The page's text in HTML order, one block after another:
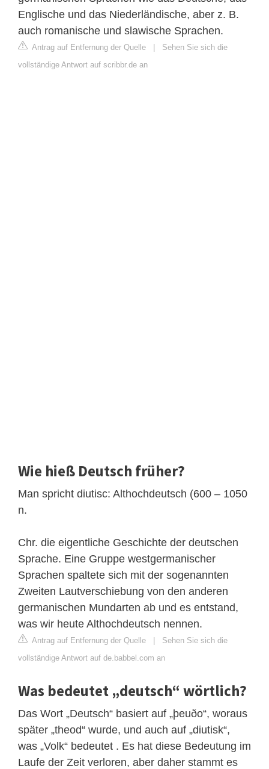
Englische und das Niederländische, aber z. B.
auch romanische und slawische Sprachen.
Antrag auf Entfernung der Quelle | Sehen Sie sich die
vollständige Antwort auf scribbr.de an
Wie hieß Deutsch früher?
Man spricht diutisc: Althochdeutsch (600 – 1050
n.
Chr. die eigentliche Geschichte der deutschen
Sprache. Eine Gruppe westgermanischer
Sprachen spaltete sich mit der sogenannten
Zweiten Lautverschiebung von den anderen
germanischen Mundarten ab und es entstand,
was wir heute Althochdeutsch nennen.
Antrag auf Entfernung der Quelle | Sehen Sie sich die
vollständige Antwort auf de.babbel.com an
Was bedeutet „deutsch“ wörtlich?
Das Wort „Deutsch“ basiert auf „þeuðo“, woraus
später „theod“ wurde, und auch auf „diutisk“,
was „Volk“ bedeutet . Es hat diese Bedeutung im
Laufe der Zeit verloren, aber daher stammt es